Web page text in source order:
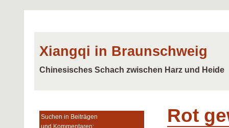
Xiangqi in Braunschweig
Chinesisches Schach zwischen Harz und Heide
Suchen in Beiträgen
und Kommentaren:
Rot